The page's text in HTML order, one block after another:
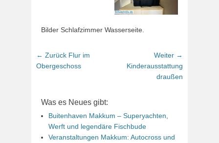
Bilder Schlafzimmer Wasserseite.
Beitragsnavigation
← Zurück Vorhergehender
Beitrag:
Flur im
Obergeschoss
Weiter →
Kinderausstattung
draußen
Was es Neues gibt:
Buitenhaven Makkum – Superyachten,
Werft und legendäre Fischbude
Veranstaltungen Makkum: Autocross und